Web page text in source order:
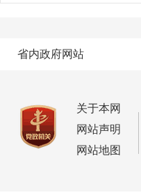
省内政府网站
关于本网
网站声明
网站地图